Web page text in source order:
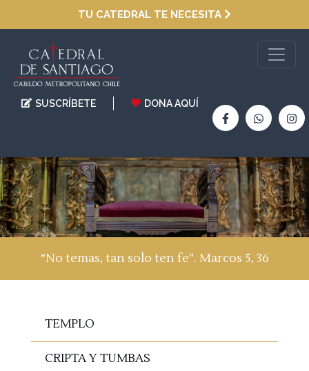
TU CATEDRAL TE NECESITA
SUSCRÍBETE DONA AQUÍ
“No temas, tan solo ten fe”. Marcos 5, 36
TEMPLO
CRIPTA Y TUMBAS